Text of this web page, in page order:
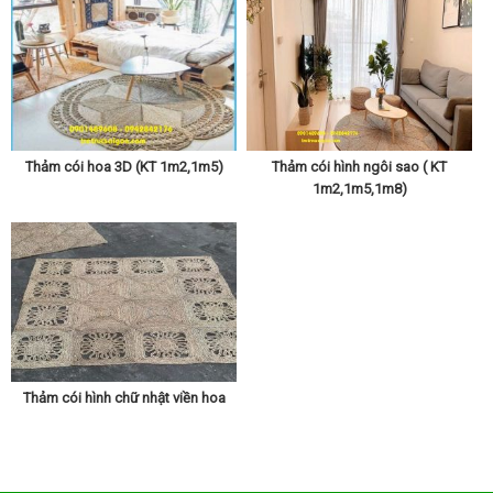
Họa tiết thảm cóicủa chúng tôi có:
Họa tiết ngôi sao,tròn
trơn,ngôi sao và hoa..
Anh chị mua hàng có thể liên hệ trực tiếp hoặc Kết Bạn Zalo qua
hai số điện thoại : 0901489608 - 0942842176 để được xem nhiều
mẫu hơn
Thảm cói hoa 3D (KT 1m2,1m5)
Thảm cói hình ngôi sao ( KT
1m2,1m5,1m8)
Thảm cói hình chữ nhật viền hoa